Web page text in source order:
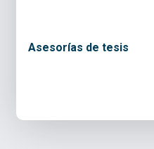
Asesorías de tesis